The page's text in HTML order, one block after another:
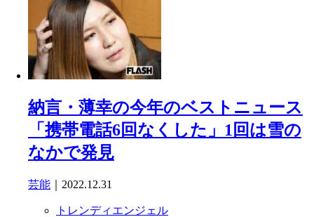
納言・薄幸の今年のベストニュース
「携帯電話6回なくした」1回は雪の
なかで発見
芸能 ｜2022.12.31
トレンディエンジェル